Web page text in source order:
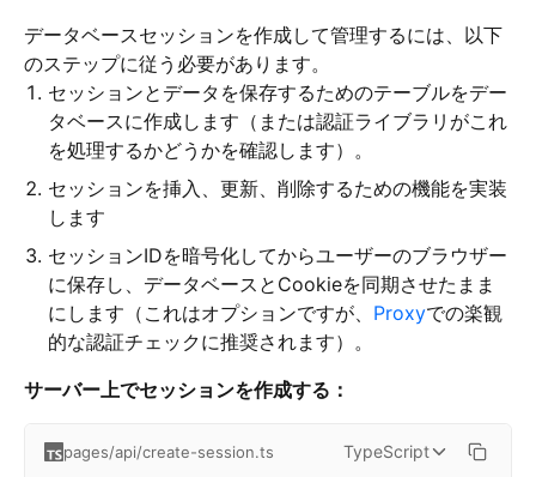
データベースセッションを作成して管理するには、以下
のステップに従う必要があります。
セッションとデータを保存するためのテーブルをデー
タベースに作成します（または認証ライブラリがこれ
を処理するかどうかを確認します）。
セッションを挿入、更新、削除するための機能を実装
します
セッションIDを暗号化してからユーザーのブラウザー
に保存し、データベースとCookieを同期させたまま
にします（これはオプションですが、 Proxyでの楽観
的な認証チェックに推奨されます）。
サーバー上でセッションを作成する：
pages/api/create-session.ts TypeScript